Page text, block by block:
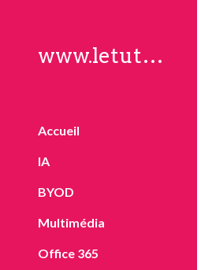
www.letuto.ch
Accueil
IA
BYOD
Multimédia
Office 365